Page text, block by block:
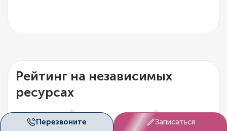
Перезвоните Записаться
Рейтинг на независимых
ресурсах